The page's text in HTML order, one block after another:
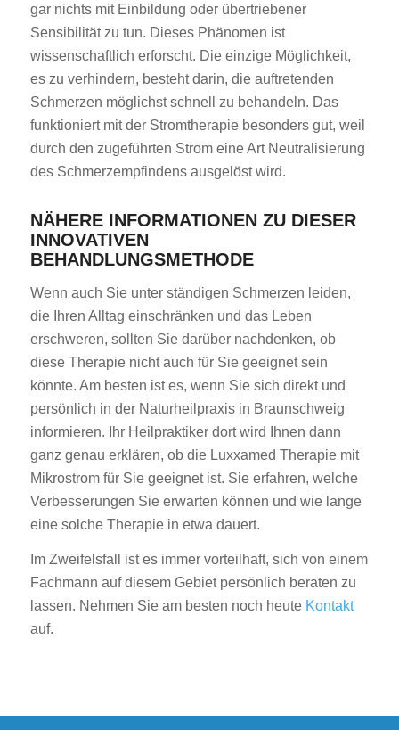
gar nichts mit Einbildung oder übertriebener
Sensibilität zu tun. Dieses Phänomen ist
wissenschaftlich erforscht. Die einzige Möglichkeit,
es zu verhindern, besteht darin, die auftretenden
Schmerzen möglichst schnell zu behandeln. Das
funktioniert mit der Stromtherapie besonders gut, weil
durch den zugeführten Strom eine Art Neutralisierung
des Schmerzempfindens ausgelöst wird.
NÄHERE INFORMATIONEN ZU DIESER
INNOVATIVEN
BEHANDLUNGSMETHODE
Wenn auch Sie unter ständigen Schmerzen leiden,
die Ihren Alltag einschränken und das Leben
erschweren, sollten Sie darüber nachdenken, ob
diese Therapie nicht auch für Sie geeignet sein
könnte. Am besten ist es, wenn Sie sich direkt und
persönlich in der Naturheilpraxis in Braunschweig
informieren. Ihr Heilpraktiker dort wird Ihnen dann
ganz genau erklären, ob die Luxxamed Therapie mit
Mikrostrom für Sie geeignet ist. Sie erfahren, welche
Verbesserungen Sie erwarten können und wie lange
eine solche Therapie in etwa dauert.
Im Zweifelsfall ist es immer vorteilhaft, sich von einem
Fachmann auf diesem Gebiet persönlich beraten zu
lassen. Nehmen Sie am besten noch heute Kontakt
auf.